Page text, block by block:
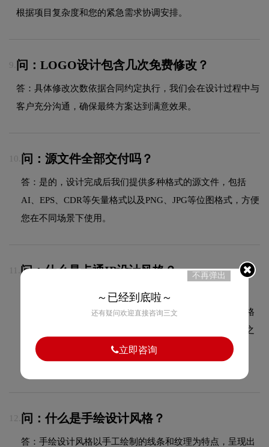
根据项目复杂度和您的紧急需求协调安排。
9. 问：LOGO设计包含几次免费修改？
答：具体修改次数依据合同约定执行，我们会在设计过程中与
客户充分沟通，确保最终方案达到满意效果。
10. 问：源文件全部交付吗？
答：是的，设计完成后我们提供多种格式的源文件，包括
AI、EPS、CDR等矢量格式以及PNG、JPG等位图格式，方便
您在不同场景下使用。
问：什么是卡通IP设计风格？
答：卡通IP设计风格以拟人化的角色形象为核心，通过可
爱、生动的卡通造型塑造品牌吉祥物或代言形象。这种风格
具有极强的亲和力和记忆度，能够快速拉近品牌与消费者之
间的距离，特别适合儿童品牌、食品饮料、游戏娱乐等领
12. 问：什么是手绘设计风格？
答：手绘设计风格以手工绘制的线条和纹理为特点，呈现出
不再弹出
～已经到底啦～
还有疑问欢迎直接咨询三文
立即咨询